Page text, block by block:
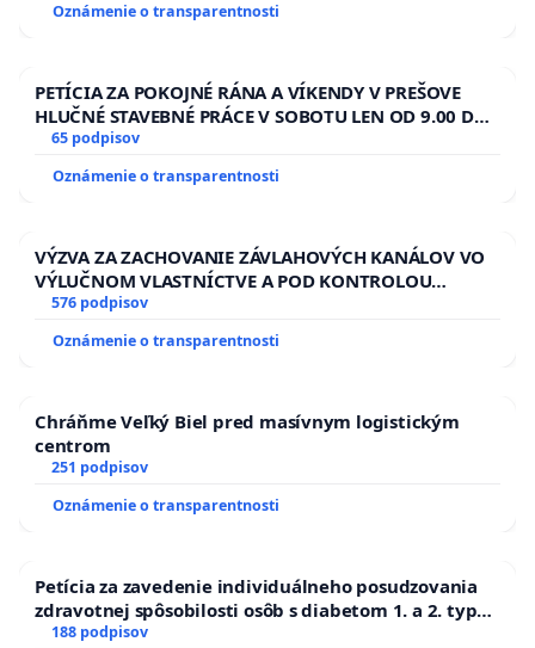
Oznámenie o transparentnosti
PETÍCIA ZA POKOJNÉ RÁNA A VÍKENDY V PREŠOVE
HLUČNÉ STAVEBNÉ PRÁCE V SOBOTU LEN OD 9.00 DO
13.00 HOD., CEZ PRACOVNÝ TÝŽDEŇ CIEĽ 8.00 – 18.00
HOD. A PRAVIDELNÁ KONTROLA STAVBY C-AREA NA
ĎUMBIERSKEJ/MAGU
65 podpisov
Oznámenie o transparentnosti
VÝZVA ZA ZACHOVANIE ZÁVLAHOVÝCH KANÁLOV VO
VÝLUČNOM VLASTNÍCTVE A POD KONTROLOU
SLOVENSKEJ REPUBLIKY & žiadosť na riešenie
zanedbaného stavu závlahových a odvodňovacích
kanálov na Slovensku
576 podpisov
Oznámenie o transparentnosti
Chráňme Veľký Biel pred masívnym logistickým
centrom
251 podpisov
Oznámenie o transparentnosti
Petícia za zavedenie individuálneho posudzovania
zdravotnej spôsobilosti osôb s diabetom 1. a 2. typu
pri prijímaní do Policajného zboru SR
188 podpisov